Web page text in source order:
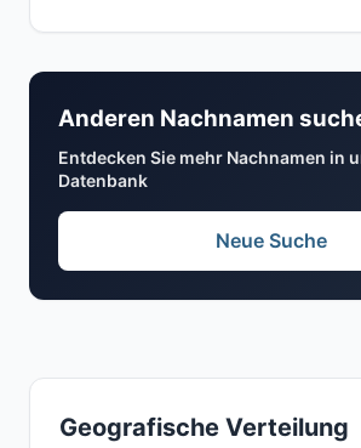
Geografische Verteilung
Anderen Nachnamen
Entdecken Sie mehr Nachnamen in
Datenbank
Neue Suche